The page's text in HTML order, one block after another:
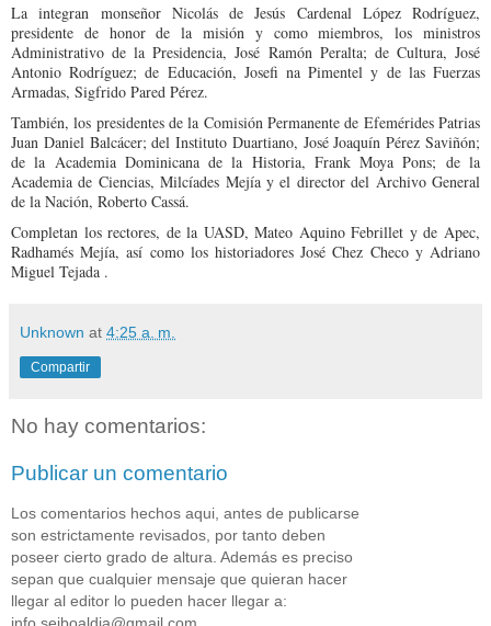
La integran monseñor Nicolás de Jesús Cardenal López Rodríguez,
presidente de honor de la misión y como miembros, los ministros
Administrativo de la Presidencia, José Ramón Peralta; de Cultura, José
Antonio Rodríguez; de Educación, Josefi na Pimentel y de las Fuerzas
Armadas, Sigfrido Pared Pérez.
También, los presidentes de la Comisión Permanente de Efemérides Patrias
Juan Daniel Balcácer; del Instituto Duartiano, José Joaquín Pérez Saviñón;
de la Academia Dominicana de la Historia, Frank Moya Pons; de la
Academia de Ciencias, Milcíades Mejía y el director del Archivo General
de la Nación, Roberto Cassá.
Completan los rectores, de la UASD, Mateo Aquino Febrillet y de Apec,
Radhamés Mejía, así como los historiadores José Chez Checo y Adriano
Miguel Tejada .
Unknown at 4:25 a. m.
Compartir
No hay comentarios:
Publicar un comentario
Los comentarios hechos aqui, antes de publicarse
son estrictamente revisados, por tanto deben
poseer cierto grado de altura. Además es preciso
sepan que cualquier mensaje que quieran hacer
llegar al editor lo pueden hacer llegar a:
info.seiboaldia@gmail.com